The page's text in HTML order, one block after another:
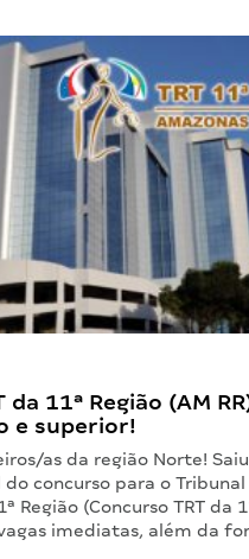
da 11ª Região (AM
e superior!
as da região Norte!
concurso para o Tribunal
Região (Concurso TRT da
imediatas, além da